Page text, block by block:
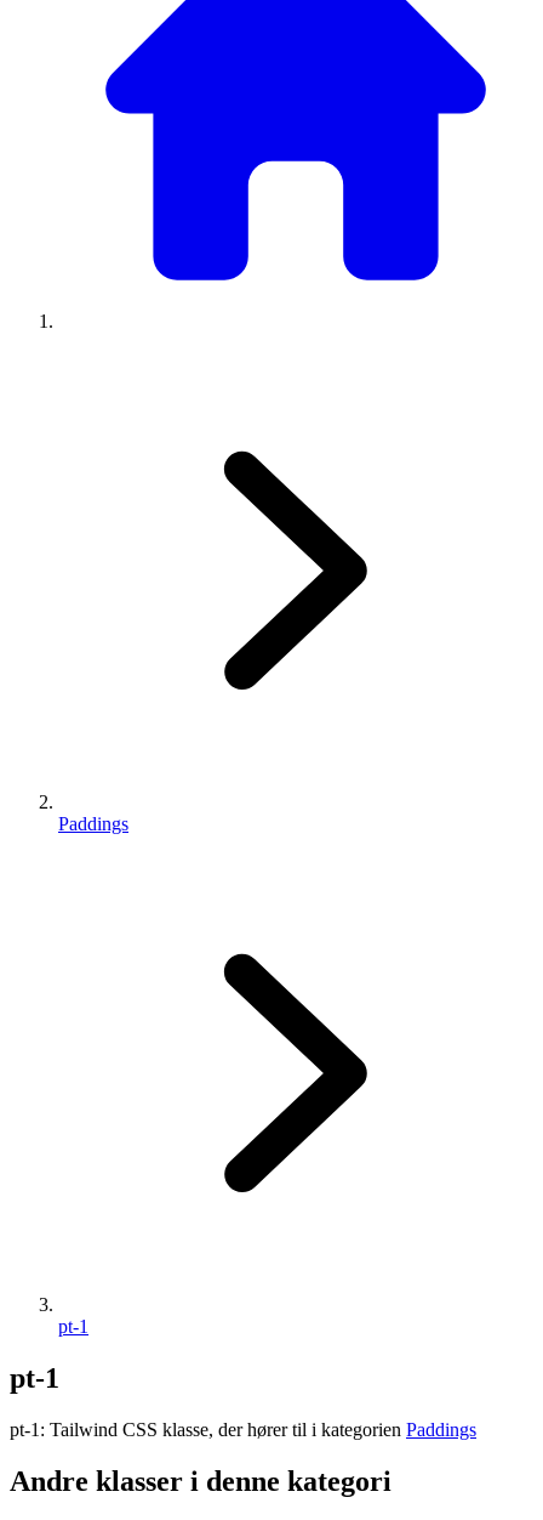
Paddings
pt-1
pt-1
pt-1 : Tailwind CSS klasse, der hører til i kategorien Paddings
Andre klasser i denne kategori